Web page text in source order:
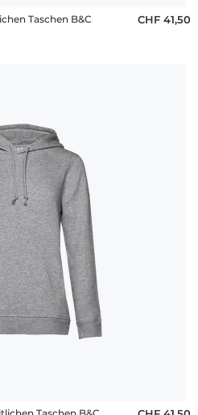
Taschen B&C CHF 41,50